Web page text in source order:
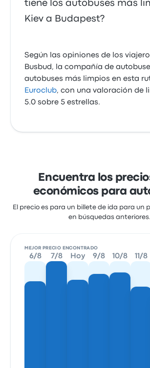
tiene los autobuses más
Kiev a Budapest?
Según las opiniones de los
Busbud, la compañía de
autobuses más limpios en esta
Euroclub, con una valoración de
5.0 sobre 5 estrellas.
Encuentra los
económicos para
El precio es para un billete de ida para un
en búsquedas anteriores.
MEJOR PRECIO ENCONTRADO
6/8 7/8 Hoy 9/8 10/8 11/8